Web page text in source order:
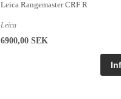
Leica Rangemaster CRF R
Leica
6900,00 SEK